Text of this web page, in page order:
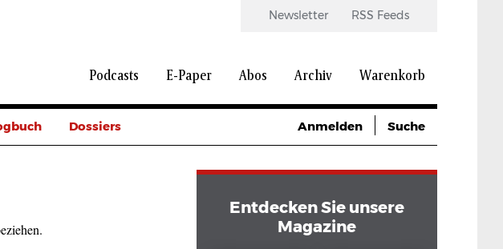
Newsletter RSS Feeds
Podcasts E-Paper Abos Archiv Warenkorb
Dossiers Anmelden Suche
Entdecken Sie unsere
Magazine